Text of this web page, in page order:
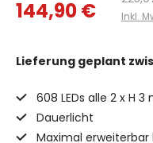
144,90 € Inkl.
Lieferung geplant
608 LEDs alle 2 x H
Dauerlicht
Maximal erweiterbar